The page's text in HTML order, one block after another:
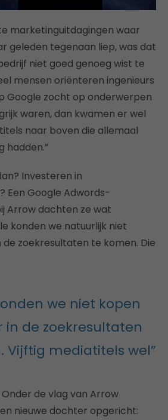
marketinguitdagingen waar
geleden tegenaan liep, was dat
niet goed genoeg wist te
mensen oriënteren ingenieurs
Google zocht op onderwerpen
waren, dan kwamen er wel
naar boven die allemaal
hadden.”
Investeren in
Een Google Adwords-
Arrow dachten ze wat
konden we natuurlijk niet
zoekresultaten te komen. Die
we niet kopen
in de zoekresultaten
Vijftig mediatitels wel”
Onder de vlag van Arrow
nieuwe dochter opgericht: